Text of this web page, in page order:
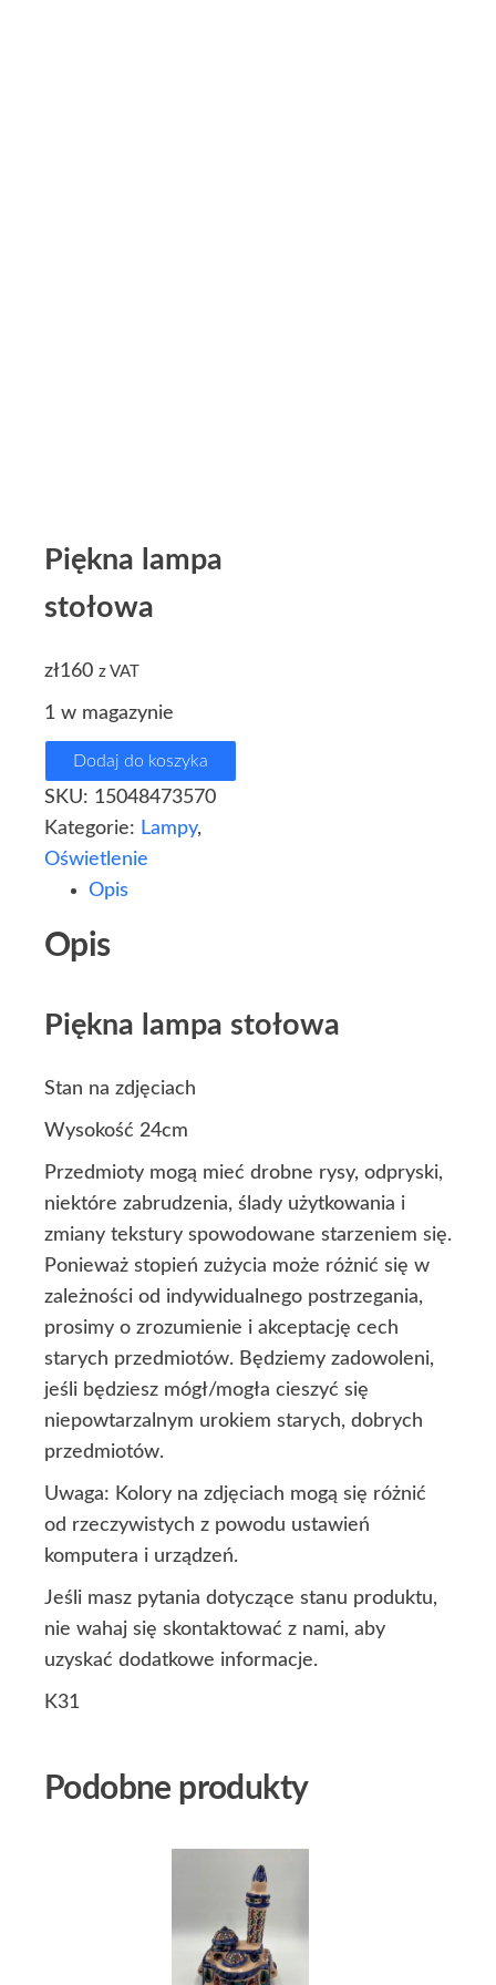
Piękna lampa
stołowa
zł160 z VAT
1 w magazynie
Dodaj do koszyka
SKU: 15048473570
Kategorie: Lampy,
Oświetlenie
Opis
Opis
Piękna lampa stołowa
Stan na zdjęciach
Wysokość 24cm
Przedmioty mogą mieć drobne rysy, odpryski,
niektóre zabrudzenia, ślady użytkowania i
zmiany tekstury spowodowane starzeniem się.
Ponieważ stopień zużycia może różnić się w
zależności od indywidualnego postrzegania,
prosimy o zrozumienie i akceptację cech
starych przedmiotów. Będziemy zadowoleni,
jeśli będziesz mógł/mogła cieszyć się
niepowtarzalnym urokiem starych, dobrych
przedmiotów.
Uwaga: Kolory na zdjęciach mogą się różnić
od rzeczywistych z powodu ustawień
komputera i urządzeń.
Jeśli masz pytania dotyczące stanu produktu,
nie wahaj się skontaktować z nami, aby
uzyskać dodatkowe informacje.
K31
Podobne produkty